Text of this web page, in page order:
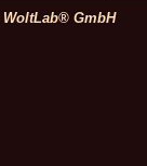
WoltLab® GmbH